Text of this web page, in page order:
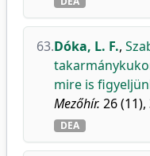
63.Dóka, L. F.,
mire is
Mezőhír. 26 (11),
DEA